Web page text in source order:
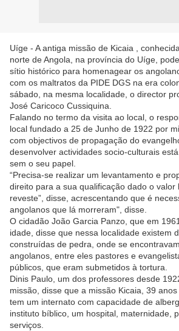
Uíge - A antiga missão de Kicaia ,
norte de Angola, na província do Uíge,
sítio histórico para homenagear os
com os maltratos da PIDE DGS na era
sábado, na mesma localidade, o director
José Caricoco Cussiquina.
Falando no termo da visita ao local, o
local fundado a 25 de Junho de 1922 por
com objectivos de propagação do
desenvolver actividades socio-culturais
sem o seu papel.
“Precisa-se realizar um levantamento e
direito para a sua qualificação dado o valor
reveste”, disse, acrescentando que é
angolanos que lá morreram", disse.
O cidadão João Garcia Panzo, que em
idade, disse que nessa localidade existem
construídas de pedra, onde se
angolanos, entre eles pastores e
públicos, que eram submetidos à tortura.
Dinis Paulo, um dos professores desde
missão, disse que a missão Kicaia, 39
tem um internato com capacidade de
instituto bíblico, um hospital, maternidade,
serviços.